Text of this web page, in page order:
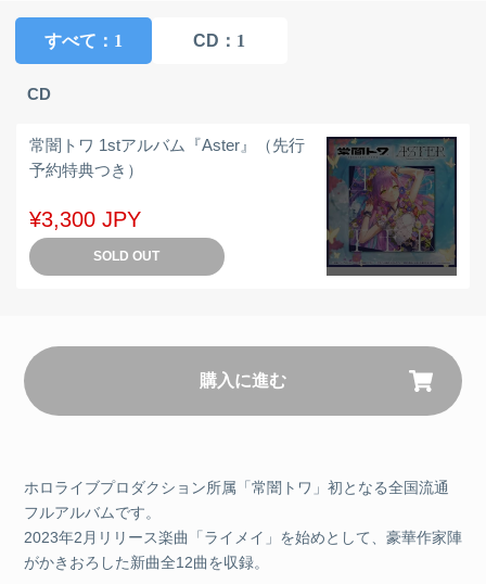
すべて ：1 CD ：1
CD
常闇トワ 1stアルバム『Aster』（先行
予約特典つき）
¥3,300 JPY
SOLD OUT
購入に進む
ホロライブプロダクション所属「常闇トワ」初となる全国流通
フルアルバムです。
2023年2月リリース楽曲「ライメイ」を始めとして、豪華作家陣
がかきおろした新曲全12曲を収録。